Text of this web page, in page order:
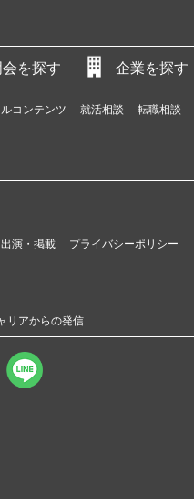
を探す 企業を探す
コンテンツ 就活相談 転職相談
演・掲載 プライバシーポリシー
リアからの発信